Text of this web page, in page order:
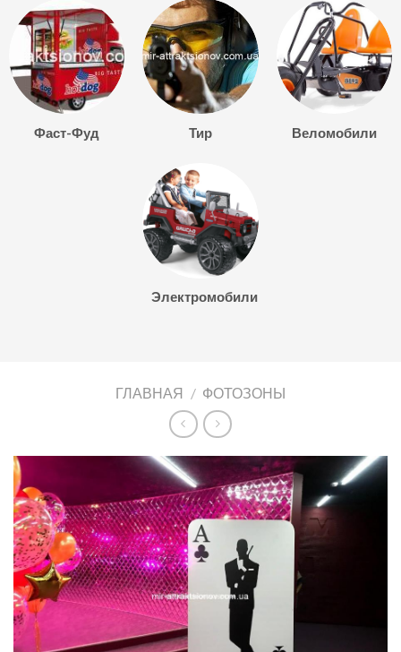
Фаст-Фуд Тир Веломобили
Электромобили
ГЛАВНАЯ / ФОТОЗОНЫ